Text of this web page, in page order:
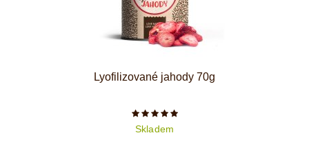
Lyofilizované jahody 70g
Počet hvězdiček je 5 z 5
Skladem